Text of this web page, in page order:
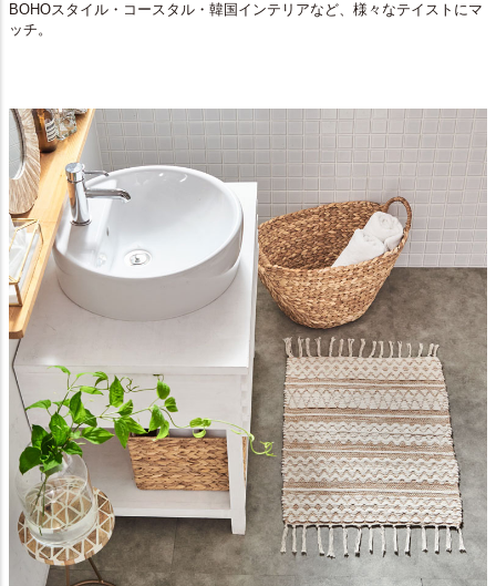
BOHOスタイル・コースタル・韓国インテリアなど、様々なテイストにマ
ッチ。